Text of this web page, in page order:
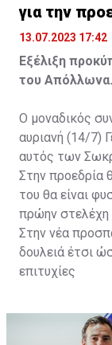
για την
13.07.2023 17:42
Εξέλιξη
του Απόλλωνα.
Ο μοναδικός
αυριανή (14/7)
αυτός των
Στην προεδρία
του θα είναι
πρώην στελέχη
Στην νέα
δουλειά έτσι
επιτυχίες